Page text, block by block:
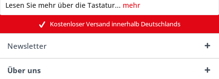
Lesen Sie mehr über die Tastatur... mehr
Kostenloser Versand innerhalb Deutschlands
Newsletter
Über uns